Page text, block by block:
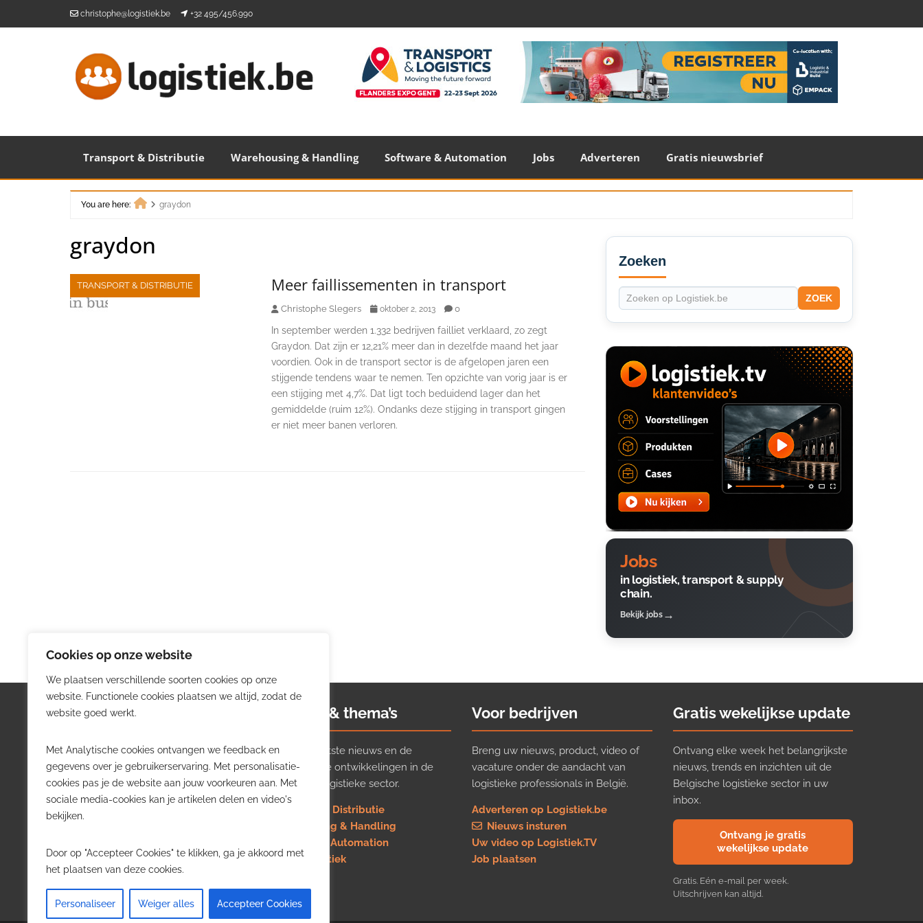
Cookies op onze website
We plaatsen verschillende soorten cookies op onze
website. Functionele cookies plaatsen we altijd, zodat de
website goed werkt.
Met Analytische cookies ontvangen we feedback en
gegevens over je gebruikerservaring. Met personalisatie-
cookies pas je de website aan jouw voorkeuren aan. Met
sociale media-cookies kan je artikelen delen en video's
bekijken.
Door op "Accepteer Cookies" te klikken, ga je akkoord met
het plaatsen van deze cookies.
Personaliseer Weiger alles Accepteer Cookies
christophe@logistiek.be +32 495/456.990
Transport & Distributie Warehousing & Handling Software & Automation Jobs Adverteren Gratis nieuwsbrief
You are here:
graydon
graydon
TRANSPORT & DISTRIBUTIE Meer faillissementen in transport
Christophe Slegers oktober 2, 2013 0
In september werden 1.332 bedrijven failliet verklaard, zo zegt
Graydon. Dat zijn er 12,21% meer dan in dezelfde maand het jaar
voordien. Ook in de transport sector is de afgelopen jaren een
stijgende tendens waar te nemen. Ten opzichte van vorig jaar is er
een stijging met 4,7%. Dat ligt toch beduidend lager dan het
gemiddelde (ruim 12%). Ondanks deze stijging in transport gingen
er niet meer banen verloren.
Secondary
Sidebar
Zoeken
ZOEK
Jobs
in logistiek, transport & supply
chain.
Bekijk jobs
Logistiek.be
Logistiek.be brengt dagelijks nieuws,
trends en praktijkverhalen over
transport, warehousing, supply chain
en automatisering in België.
willen volgen.
Nieuws & thema’s
Volg het laatste nieuws en de
belangrijkste ontwikkelingen in de
Belgische logistieke sector.
Transport & Distributie
Warehousing & Handling
Software & Automation
Job in logistiek
Voor bedrijven
Breng uw nieuws, product, video of
vacature onder de aandacht van
logistieke professionals in België.
Adverteren op Logistiek.be
Nieuws insturen
Uw video op Logistiek.TV
Job plaatsen
Gratis wekelijkse update
Ontvang elke week het belangrijkste
nieuws, trends en inzichten uit de
Belgische logistieke sector in uw
inbox.
Ontvang je gratis
wekelijkse update
Gratis. Eén e-mail per week.
Uitschrijven kan altijd.